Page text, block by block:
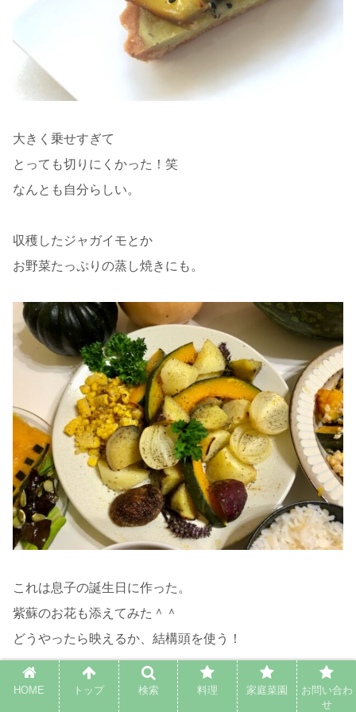
大きく乗せすぎて
とっても切りにくかった！笑
なんとも自分らしい。
収穫したジャガイモとか
お野菜たっぷりの蒸し焼きにも。
これは息子の誕生日に作った。
紫蘇のお花も添えてみた＾＾
どうやったら映えるか、結構頭を使う！
HOME トップ 検索 料理 家庭菜園
お問い合わ
せ